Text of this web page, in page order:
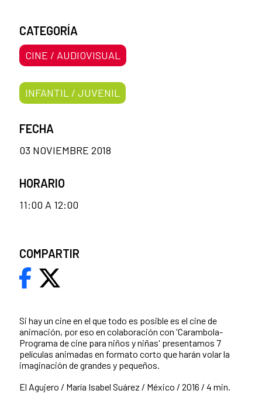
Si hay un cine en el que todo es posible es el cine de
animación, por eso en colaboración con 'Carambola-
Programa de cine para niños y niñas' presentamos 7
películas animadas en formato corto que harán volar la
imaginación de grandes y pequeños.
El Agujero / María Isabel Suárez / México / 2016 / 4 min.
CATEGORÍA
CINE / AUDIOVISUAL
INFANTIL / JUVENIL
FECHA
03 NOVIEMBRE 2018
HORARIO
11:00 A 12:00
COMPARTIR